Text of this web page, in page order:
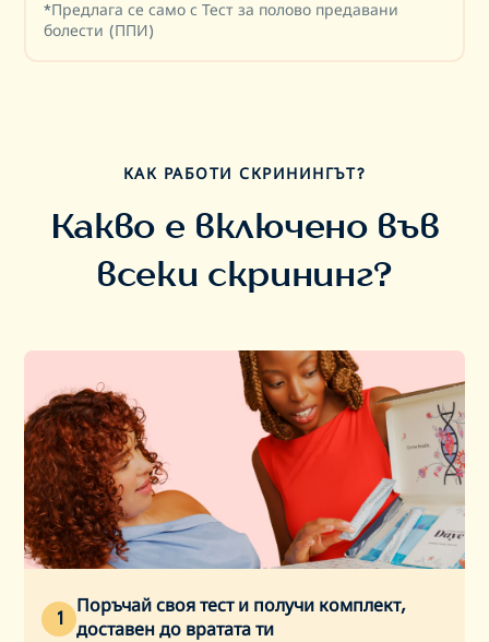
*Предлага се само с Тест за полово предавани
болести (ППИ)
КАК РАБОТИ СКРИНИНГЪТ?
Какво е включено във
всеки скрининг?
1
Поръчай своя тест и получи комплект,
доставен до вратата ти